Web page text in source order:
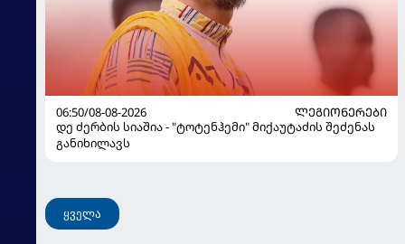
06:50/08-08-2026
ᲚᲔᲒᲘᲝᲜᲔᲠᲔᲑᲘ
დე ძერბის სიაშია - "ტოტენჰემი" მიქაუტაძის შეძენას
განიხილავს
ყველა